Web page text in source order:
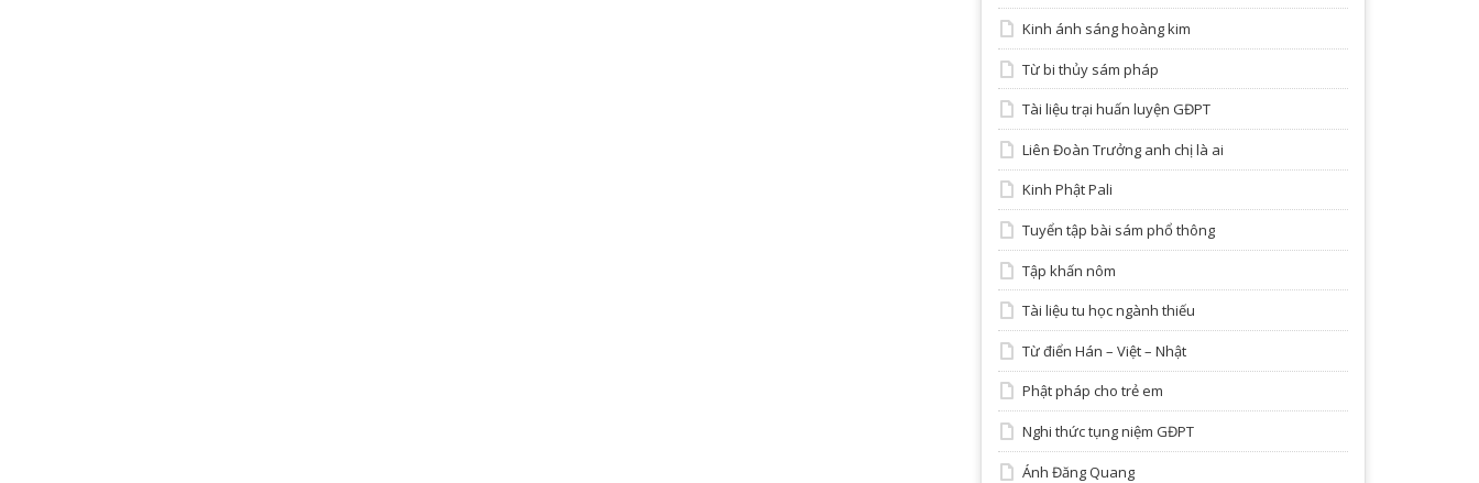
Kinh ánh sáng hoàng kim
Từ bi thủy sám pháp
Tài liệu trại huấn luyện GĐPT
Liên Đoàn Trưởng anh chị là ai
Kinh Phật Pali
Tuyển tập bài sám phổ thông
Tập khấn nôm
Tài liệu tu học ngành thiếu
Từ điển Hán – Việt – Nhật
Phật pháp cho trẻ em
Nghi thức tụng niệm GĐPT
Ánh Đăng Quang